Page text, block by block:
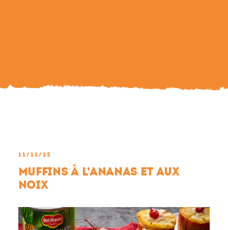
11/11/25
Muffins à l’ananas et aux
noix